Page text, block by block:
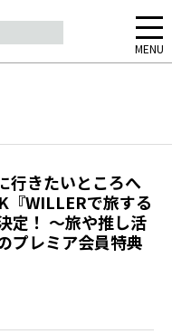
MENU
行きたいところへ
『WILLERで旅する
定！ ～旅や推し活
プレミア会員特典